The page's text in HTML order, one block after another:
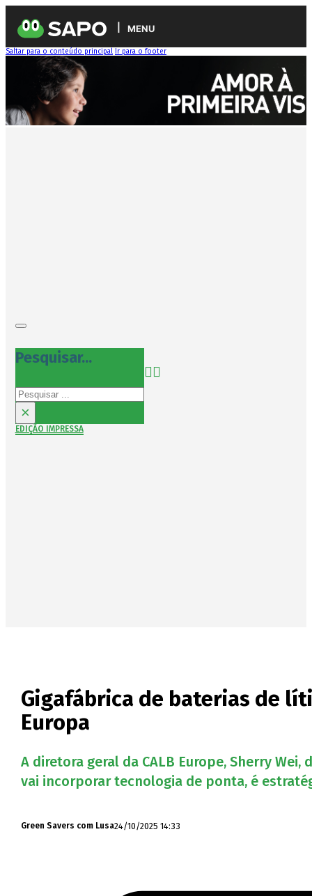
MENU
Saltar para o conteúdo principal Ir para o footer
Pesquisar...
Pesquisar
×
EDIÇÃO IMPRESSA
Gigafábrica de baterias de
Europa
A diretora geral da CALB Europe, Sherry
vai incorporar tecnologia de ponta, é
Green Savers com Lusa24/10/2025 14:33